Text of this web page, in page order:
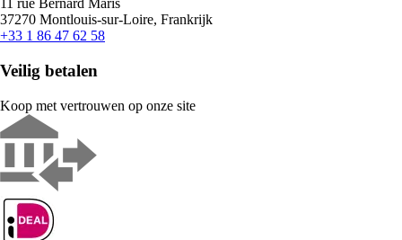
11 rue Bernard Maris
37270 Montlouis-sur-Loire, Frankrijk
+33 1 86 47 62 58
Veilig betalen
Koop met vertrouwen op onze site